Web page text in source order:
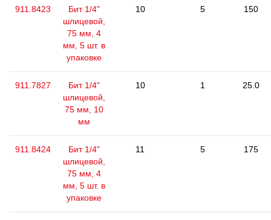
911.8423
Бит 1/4"
шлицевой,
75 мм, 4
мм, 5 шт. в
упаковке
10 5 150
911.7827
Бит 1/4"
шлицевой,
75 мм, 10
мм
10 1 25.0
911.8424
Бит 1/4"
шлицевой,
75 мм, 4
мм, 5 шт. в
упаковке
11 5 175